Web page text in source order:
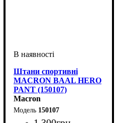
Штани спортивні
MACRON BAAL HERO
PANT (150107)
Macron
150107